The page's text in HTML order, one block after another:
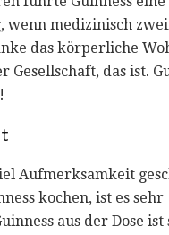
wenn medizinisch
das körperliche
das ist.
Aufmerksamkeit
kochen, ist es sehr
aus der Dose ist